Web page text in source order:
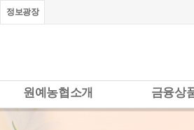
정보광장
원예농협소개 금융상